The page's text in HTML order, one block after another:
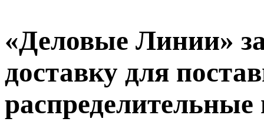
«Деловые Линии»
доставку для